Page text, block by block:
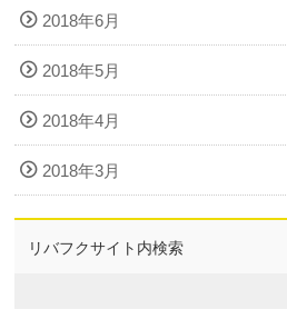
2018年6月
2018年5月
2018年4月
2018年3月
リバフクサイト内検索